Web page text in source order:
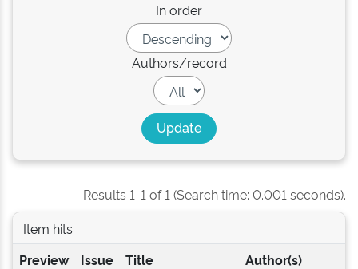
In order
Authors/record
Results 1-1 of 1 (Search time: 0.001 seconds).
Item hits:
Preview
Issue
Title Author(s)